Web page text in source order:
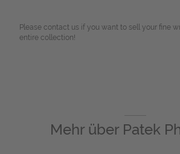
Please contact us if you want to sell your fine
entire collection!
Mehr über Patek